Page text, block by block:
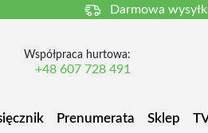
Darmowa
Współpraca hurtowa:
+48 607 728 491
Prenumerata Sklep